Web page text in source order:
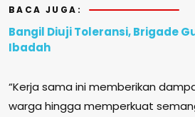
BACA JUGA:
Bangil Diuji Toleransi, Brigade
Ibadah
“Kerja sama ini memberikan
warga hingga memperkuat